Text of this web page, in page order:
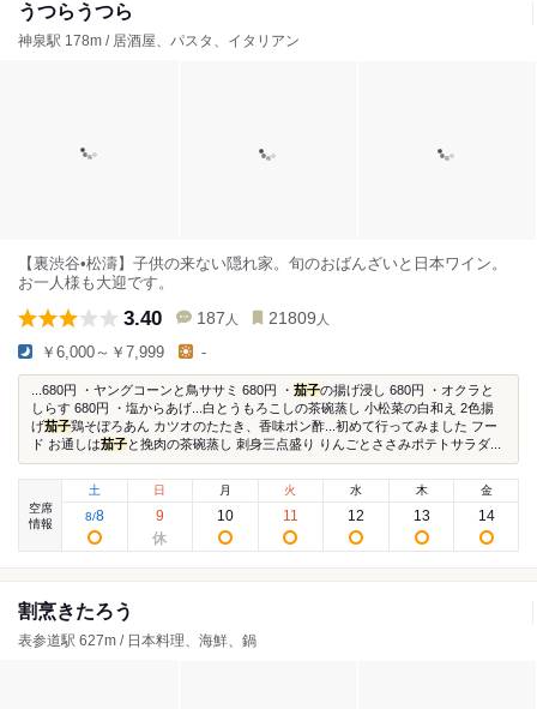
うつらうつら
神泉駅 178m / 居酒屋、パスタ、イタリアン
【裏渋谷•松濤】子供の来ない隠れ家。旬のおばんざいと日本ワイン。
お一人様も大迎です。
3.40 187 人 21809 人
￥6,000～￥7,999 -
...680円 ・ヤングコーンと鳥ササミ 680円 ・ 茄子の揚げ浸し 680円 ・オクラと
しらす 680円 ・塩からあげ...白とうもろこしの茶碗蒸し 小松菜の白和え 2色揚
げ茄子鶏そぼろあん カツオのたたき、香味ポン酢...初めて行ってみました フー
ド お通しは茄子と挽肉の茶碗蒸し 刺身三点盛り りんごとささみポテトサラダ...
空席
情報
土
8/8
日
9
月
10
火
11
水
12
木
13
金
14
割烹きたろう
表参道駅 627m / 日本料理、海鮮、鍋